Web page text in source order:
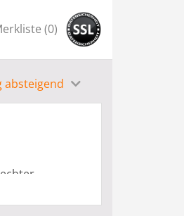
(0)
absteigend